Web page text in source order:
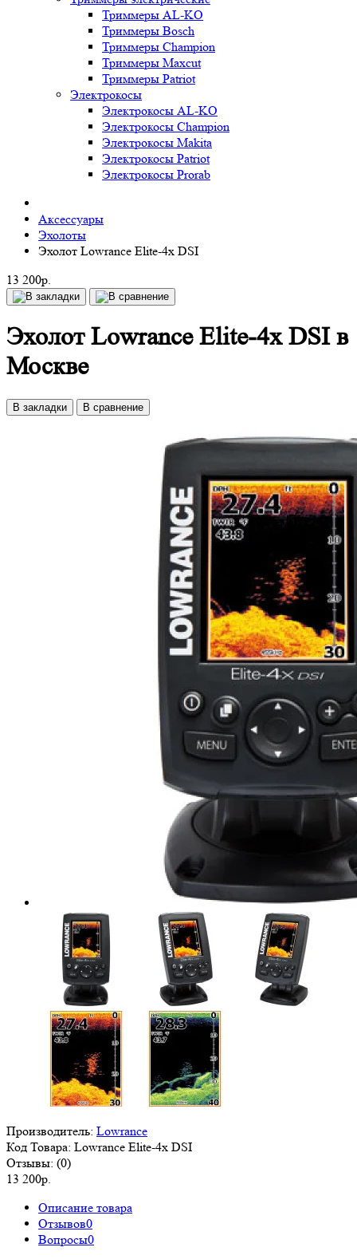
Триммеры AL-KO
Триммеры Bosch
Триммеры Champion
Триммеры Maxcut
Триммеры Patriot
Электрокосы
Электрокосы AL-KO
Электрокосы Champion
Электрокосы Makita
Электрокосы Patriot
Электрокосы Prorab
Аксессуары
Эхолоты
Эхолот Lowrance Elite-4x DSI
13 200р.
Эхолот Lowrance Elite-4x DSI в
Москве
В закладки В сравнение
Производитель: Lowrance
Код Товара: Lowrance Elite-4x DSI
Отзывы: (0)
13 200р.
Описание товара
Отзывов0
Вопросы0